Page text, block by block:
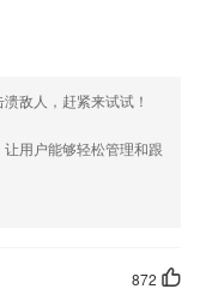
敌人，赶紧来试试！
用户能够轻松管理和跟
872